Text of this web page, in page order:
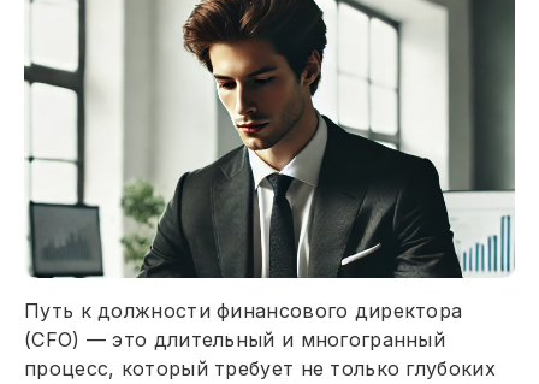
Путь к должности финансового директора
(CFO) — это длительный и многогранный
процесс, который требует не только глубоких